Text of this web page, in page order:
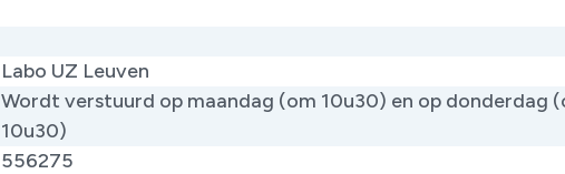
Labo UZ Leuven
Wordt verstuurd op maandag (om 10u30) en op donderdag
10u30)
556275